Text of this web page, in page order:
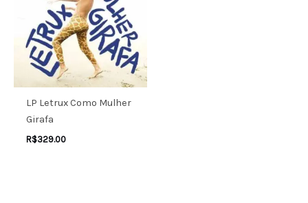
LP Letrux Como Mulher
Girafa
R$329.00